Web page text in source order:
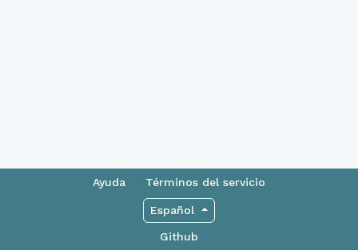
Ayuda Términos del servicio
Español
Github